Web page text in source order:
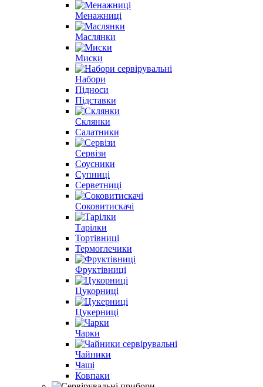
Менажниці
Маслянки
Миски
Набори
Підноси
Підставки
Склянки
Салатники
Сервізи
Соусники
Супниці
Серветниці
Соковитискачі
Тарілки
Тортівниці
Термоглечики
Фруктівниці
Цукорниці
Цукерниці
Чарки
Чайники
Чаші
Ковпаки